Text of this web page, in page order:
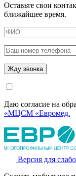
Оставьте свои
ближайшее время.
Даю согласие на
«МЦСМ «Евромед.
Версия для